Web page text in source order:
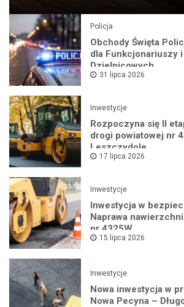
Policja
Obchody Święta
dla Funkcjonariuszy
Dzielnicowych
31 lipca 2026
Inwestycje
Rozpoczyna się II
drogi powiatowej nr
Leszczydole
17 lipca 2026
Inwestycje
Inwestycja w
Naprawa
nr 4325W
15 lipca 2026
Inwestycje
Nowa inwestycja w
Nowa Pecyna –